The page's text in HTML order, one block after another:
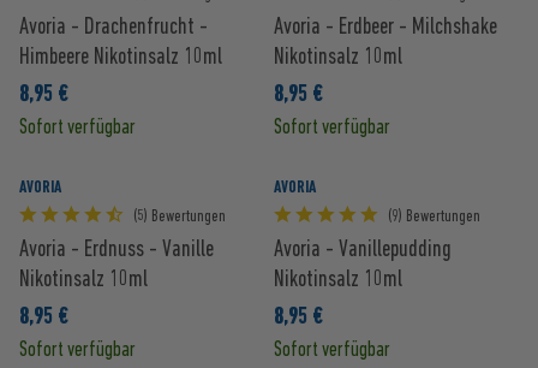
Avoria - Drachenfrucht -
Himbeere Nikotinsalz 10ml
8,95 €
Sofort verfügbar
Avoria - Erdbeer - Milchshake
Nikotinsalz 10ml
8,95 €
Sofort verfügbar
AVORIA
(5) Bewertungen
Avoria - Erdnuss - Vanille
Nikotinsalz 10ml
8,95 €
Sofort verfügbar
AVORIA
(9) Bewertungen
Avoria - Vanillepudding
Nikotinsalz 10ml
8,95 €
Sofort verfügbar